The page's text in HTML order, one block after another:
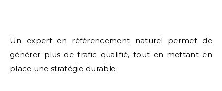
Un expert en référencement naturel permet de
générer plus de trafic qualifié, tout en mettant en
place une stratégie durable.